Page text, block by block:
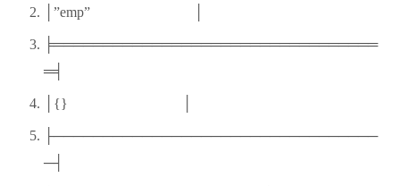
│”emp” │
╞═════════════════════════════════
═╡
│{} │
├─────────────────────────────────
─┤